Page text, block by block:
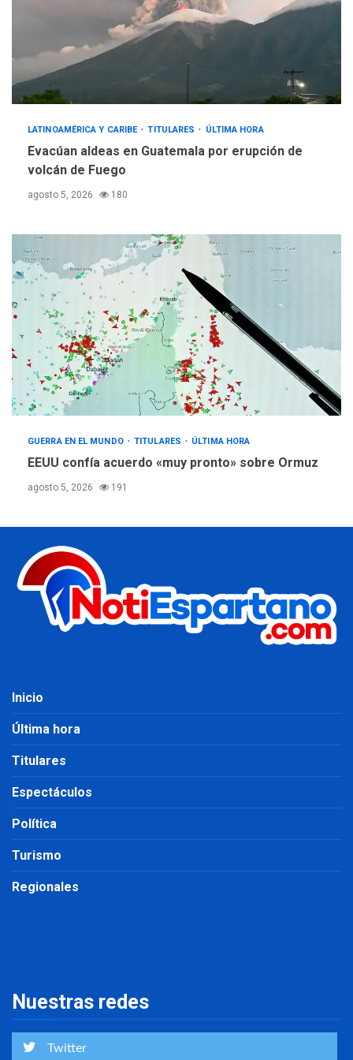
LATINOAMÉRICA Y CARIBE TITULARES ÚLTIMA HORA
Evacúan aldeas en Guatemala por erupción de
volcán de Fuego
agosto 5, 2026 180
GUERRA EN EL MUNDO TITULARES ÚLTIMA HORA
EEUU confía acuerdo «muy pronto» sobre Ormuz
agosto 5, 2026 191
Inicio
Última hora
Titulares
Espectáculos
Política
Turismo
Regionales
Nuestras redes
Twitter